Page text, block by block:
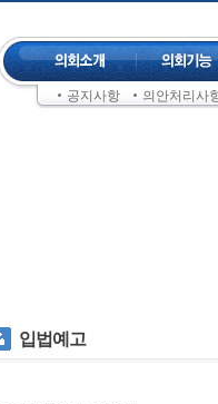
주메뉴 건너뛰기
공지사항 의안처리사
입법예고